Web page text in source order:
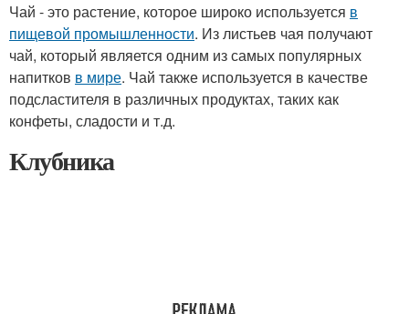
Чай - это растение, которое широко используется в
пищевой промышленности. Из листьев чая получают
чай, который является одним из самых популярных
напитков в мире. Чай также используется в качестве
подсластителя в различных продуктах, таких как
конфеты, сладости и т.д.
Клубника